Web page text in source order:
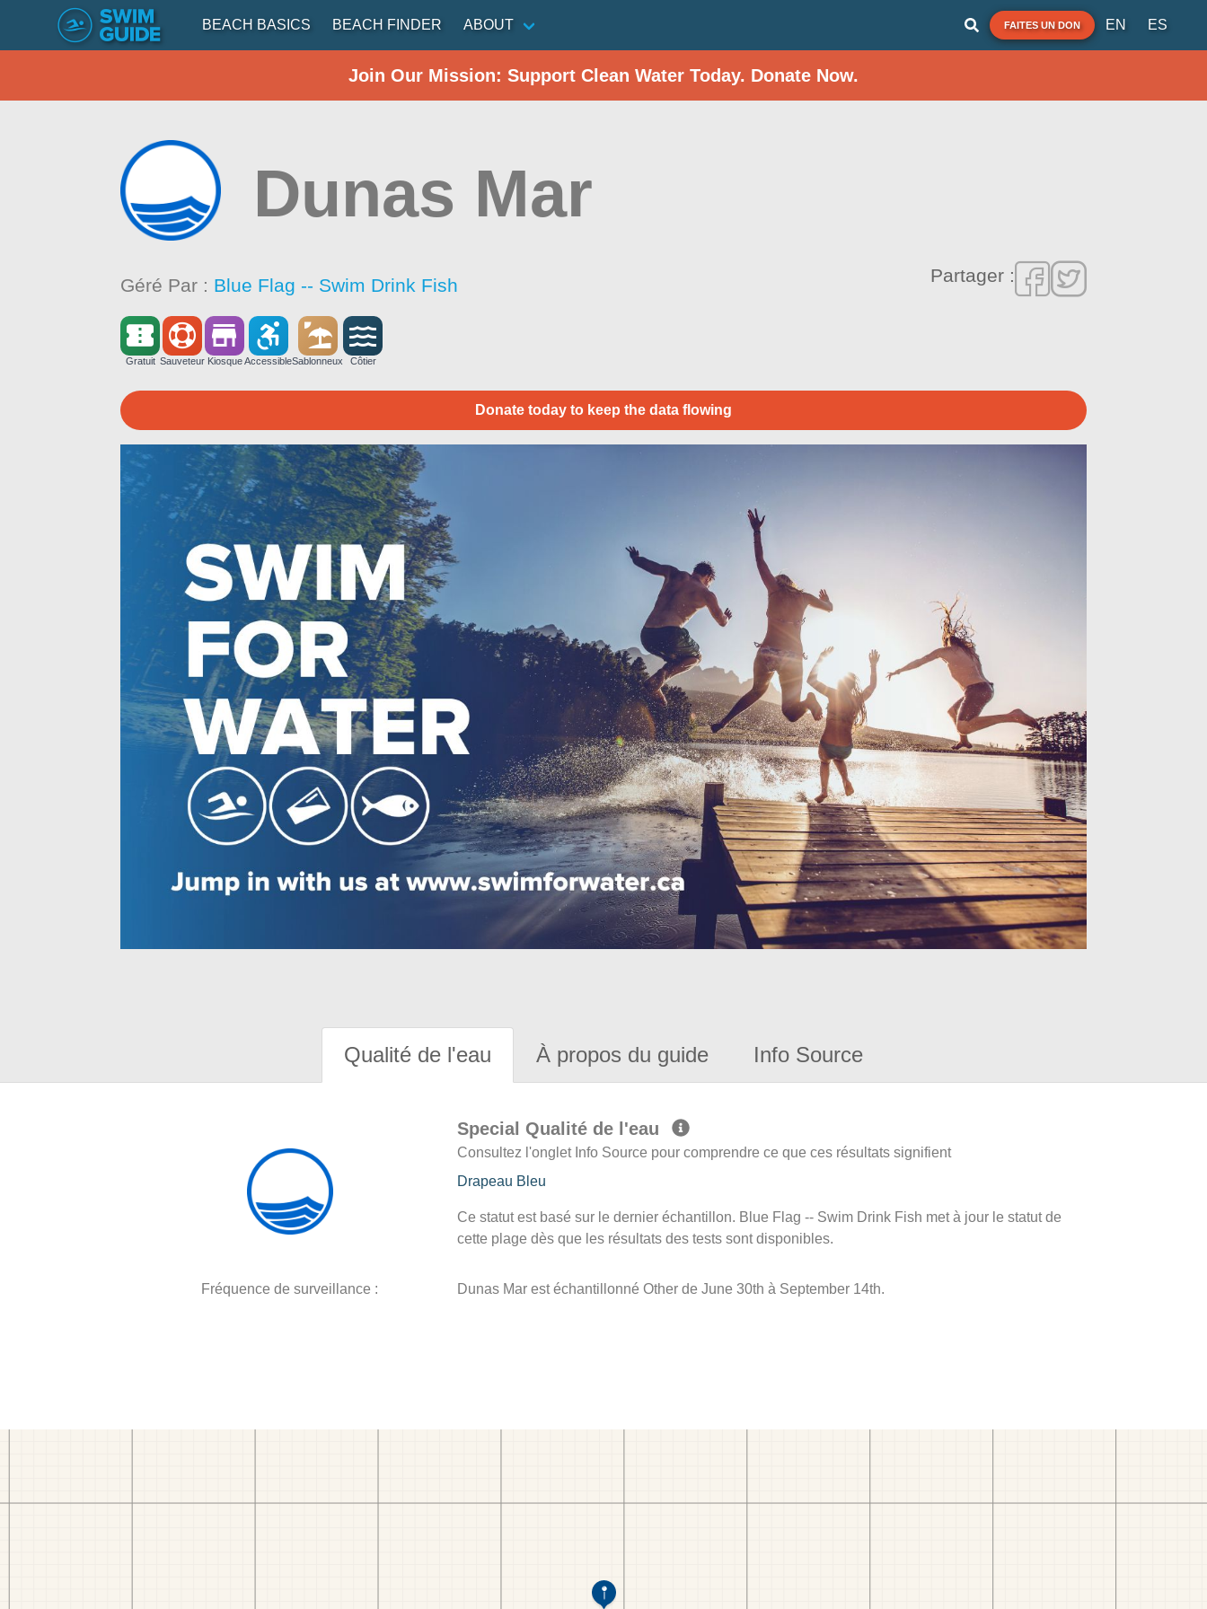
BEACH BASICS BEACH FINDER ABOUT FAITES UN DON EN ES
Join Our Mission: Support Clean Water Today. Donate Now.
Dunas Mar
Géré Par : Blue Flag -- Swim Drink Fish Partager :
Gratuit Sauveteur Kiosque AccessibleSablonneux Côtier
Donate today to keep the data flowing
Qualité de l'eau À propos du guide Info Source
Special Qualité de l'eau
Consultez l'onglet Info Source pour comprendre ce que ces résultats signifient
Drapeau Bleu
Ce statut est basé sur le dernier échantillon. Blue Flag -- Swim Drink Fish met à jour le statut de
cette plage dès que les résultats des tests sont disponibles.
Fréquence de surveillance : Dunas Mar est échantillonné Other de June 30th à September 14th.